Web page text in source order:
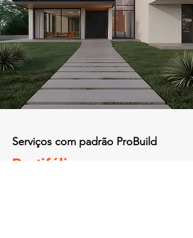
Serviços com padrão ProBuild
Portifólio